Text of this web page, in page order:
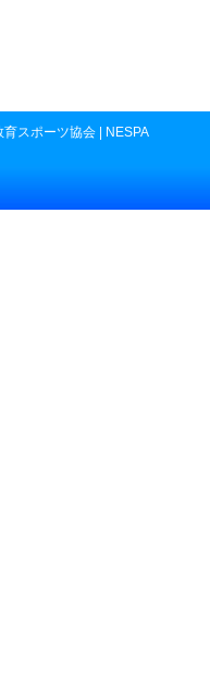
スポーツ協会 | NESPA